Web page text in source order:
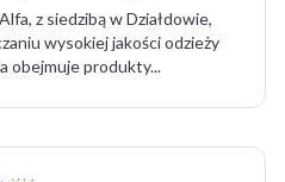
z siedzibą w Działdowie,
wysokiej jakości odzieży
obejmuje produkty...